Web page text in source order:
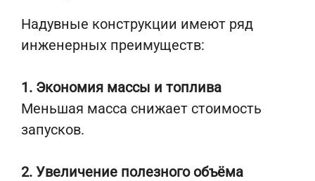
Надувные конструкции имеют ряд
инженерных преимуществ:
1. Экономия массы и топлива
Меньшая масса снижает стоимость
запусков.
2. Увеличение полезного объёма